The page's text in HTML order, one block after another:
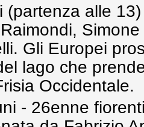
(partenza alle
Gli Europei
lago che
Occidentale.
- 26enne